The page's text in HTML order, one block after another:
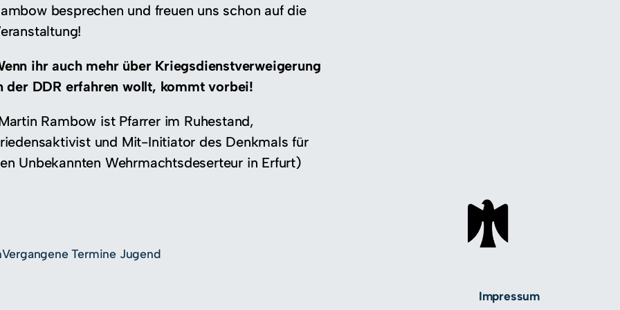
besprechen und freuen uns schon auf die
ihr auch mehr über Kriegsdienstverweigerung
der DDR erfahren wollt, kommt vorbei!
Rambow ist Pfarrer im Ruhestand,
und Mit-Initiator des Denkmals für
Unbekannten Wehrmachtsdeserteur in Erfurt)
Vergangene Termine Jugend
Impressum